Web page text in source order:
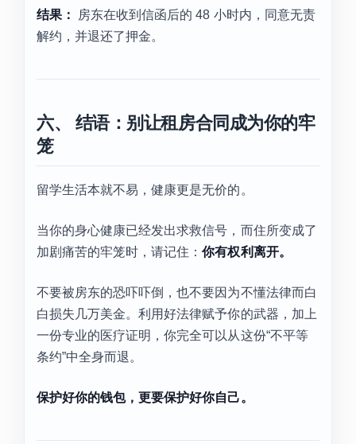
结果：
房东在收到信函后的 48 小时内，同意无责
解约，并退还了押金。
六、 结语：别让租房合同成为你的牢
笼
留学生活本就不易，健康更是无价的。
当你的身心健康已经发出求救信号，而住所变成了
加剧痛苦的牢笼时，请记住：你有权利离开。
不要被房东的恐吓吓倒，也不要因为不懂法律而白
白损失几万美金。利用好法律赋予你的武器，加上
一份专业的医疗证明，你完全可以从这份“不平等
条约”中全身而退。
保护好你的钱包，更要保护好你自己。